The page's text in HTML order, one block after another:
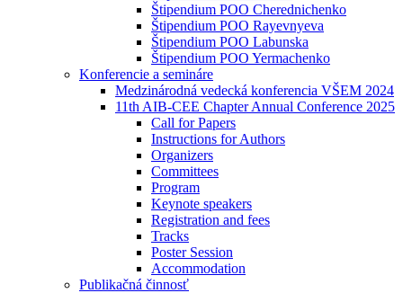
Štipendium POO Cherednichenko
Štipendium POO Rayevnyeva
Štipendium POO Labunska
Štipendium POO Yermachenko
Konferencie a semináre
Medzinárodná vedecká konferencia VŠEM 2024
11th AIB-CEE Chapter Annual Conference 2025
Call for Papers
Instructions for Authors
Organizers
Committees
Program
Keynote speakers
Registration and fees
Tracks
Poster Session
Accommodation
Publikačná činnosť